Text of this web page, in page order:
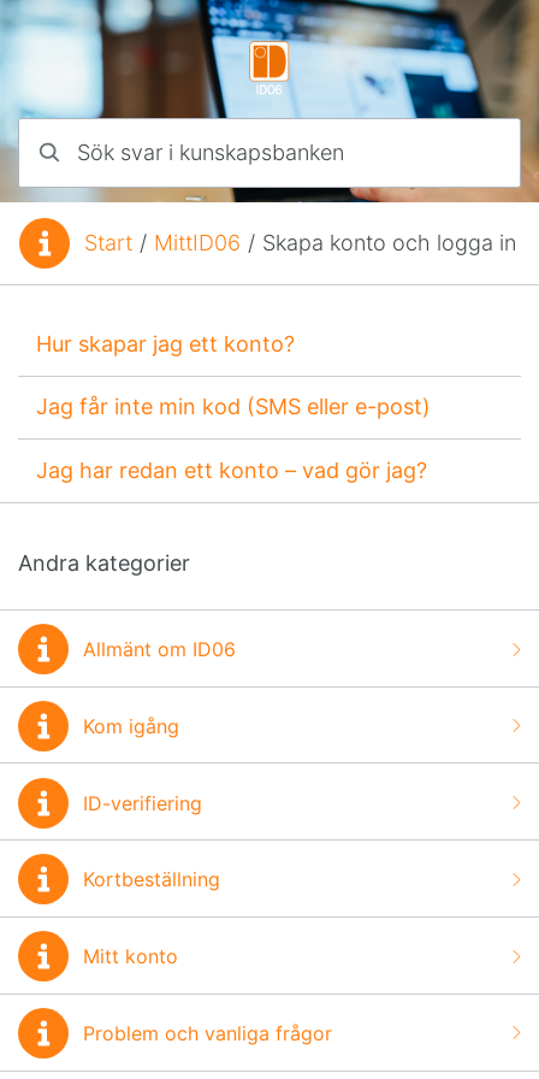
Hoppa till innehåll
Du är här:Start / MittID06 / Skapa konto och logga in
Hur skapar jag ett konto?
Jag får inte min kod (SMS eller e-post)
Jag har redan ett konto – vad gör jag?
Andra kategorier
Allmänt om ID06
Kom igång
ID-verifiering
Kortbeställning
Mitt konto
Problem och vanliga frågor